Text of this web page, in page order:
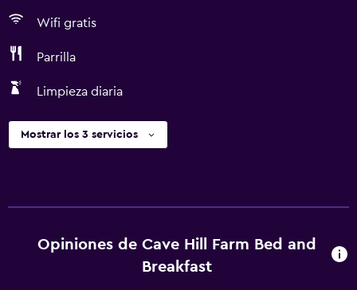
Wifi gratis
Parrilla
Limpieza diaria
Mostrar los 3 servicios
Opiniones de Cave Hill Farm Bed and
Breakfast